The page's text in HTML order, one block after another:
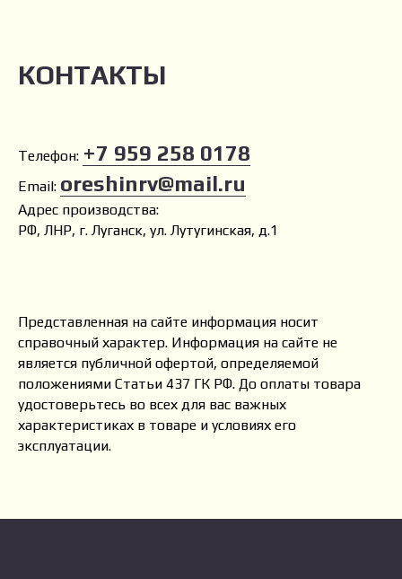
КОНТАКТЫ
Телефон: +7 959 258 0178
Email: oreshinrv@mail.ru
Адрес производства:
РФ, ЛНР, г. Луганск, ул. Лутугинская, д.1
Представленная на сайте информация носит
справочный характер. Информация на сайте не
является публичной офертой, определяемой
положениями Статьи 437 ГК РФ. До оплаты товара
удостоверьтесь во всех для вас важных
характеристиках в товаре и условиях его
эксплуатации.